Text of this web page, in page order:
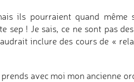
ils pourraient quand même
! Je sais, ce ne sont pas
inclure des cours de «
avec moi mon ancienne